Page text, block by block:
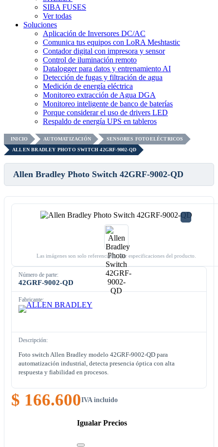
SIBA FUSES
Ver todas
Soluciones
Aplicación de Inversores DC/AC
Comunica tus equipos con LoRA Meshtastic
Contador digital con impresora y sensor
Control de iluminación remoto
Datalogger para datos y entrenamiento AI
Detección de fugas y filtración de agua
Medición de energía eléctrica
Monitoreo extracción de Agua DGA
Monitoreo inteligente de banco de baterías
Porque considerar el uso de drivers LED
Respaldo de energía UPS en tableros
INICIO AUTOMATIZACIÓN
SENSORES FOTOELÉCTRICOS
ALLEN BRADLEY PHOTO SWITCH 42GRF-9002-QD
Allen Bradley Photo Switch 42GRF-9002-QD
Las imágenes son solo referenciales. Ver especificaciones del producto.
Número de parte:
42GRF-9002-QD
Fabricante:
Descripción:
Foto switch Allen Bradley modelo 42GRF-9002-QD para
automatización industrial, detecta presencia óptica con alta
respuesta y fiabilidad en procesos.
$ 166.600IVA incluido
Igualar Precios